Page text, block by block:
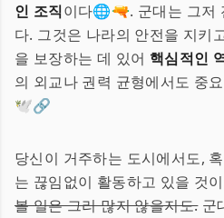
인 조직이다🌐🔫. 군대는 그저
다. 그것은 나라의 안전을 지키
을 보장하는 데 있어 핵심적인
의 외교나 권력 균형에서도 중
🕊️🔗
당신이 거주하는 도시에서도,
는 끊임없이 활동하고 있을 것
볼 일은 그리 많지 않을지도.군